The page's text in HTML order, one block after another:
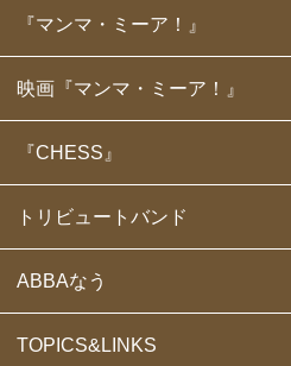
『マンマ・ミーア！』
映画『マンマ・ミーア！』
『CHESS』
トリビュートバンド
ABBAなう
TOPICS&LINKS